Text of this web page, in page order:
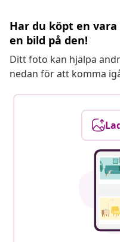
Har du köpt en
en bild på den!
Ditt foto kan hjälpa
nedan för att komma